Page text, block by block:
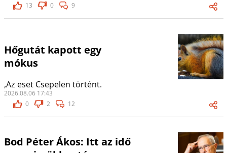
13
0 9
Hőgutát kapott egy
mókus
,Az eset Csepelen történt.
2026.08.06 17:43
0
2 12
Bod Péter Ákos: Itt az idő